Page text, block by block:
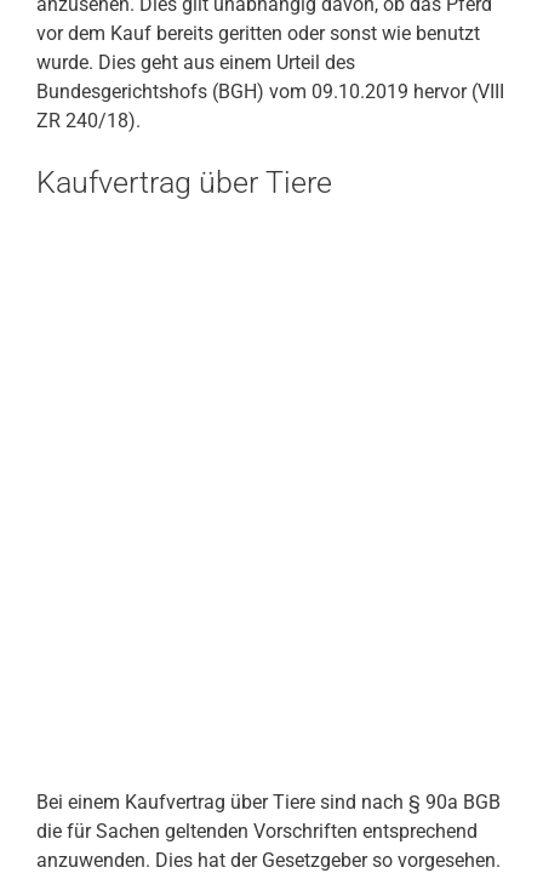
vor dem Kauf bereits geritten oder sonst wie benutzt
wurde. Dies geht aus einem Urteil des
Bundesgerichtshofs (BGH) vom 09.10.2019 hervor (VIII
ZR 240/18).
Kaufvertrag über Tiere
Bei einem Kaufvertrag über Tiere sind nach § 90a BGB
die für Sachen geltenden Vorschriften entsprechend
anzuwenden. Dies hat der Gesetzgeber so vorgesehen.